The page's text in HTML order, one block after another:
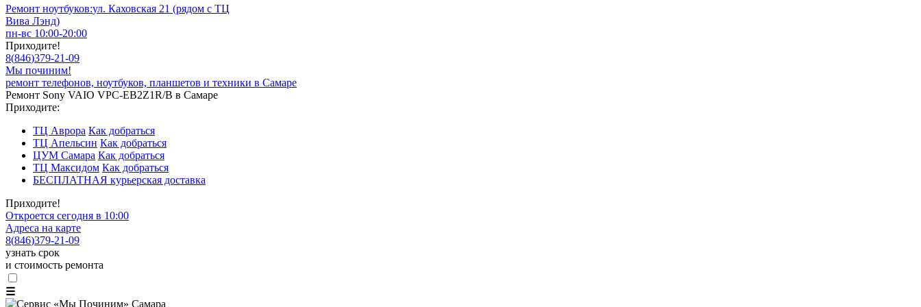
Ремонт ноутбуков:ул. Каховская 21 (рядом с ТЦ
Вива Лэнд)
пн-вс 10:00-20:00
Приходите!
8(846)379-21-09
Мы починим!
ремонт телефонов, ноутбуков, планшетов и техники в Самаре
Ремонт Sony VAIO VPC-EB2Z1R/B в Самаре
Приходите:
ТЦ Аврора Как добраться
ТЦ Апельсин Как добраться
ЦУМ Самара Как добраться
ТЦ Максидом Как добраться
БЕСПЛАТНАЯ курьерская доставка
Приходите!
Откроется сегодня в 10:00
Адреса на карте
8(846)379-21-09
узнать срок
и стоимость ремонта
☰